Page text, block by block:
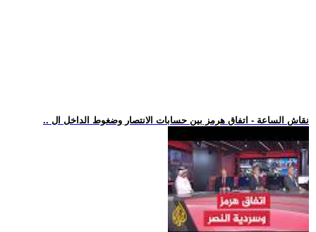
.. نقاش الساعة - اتفاق هرمز بين حسابات الانتصار وضغوط الداخل ال